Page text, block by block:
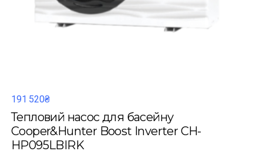
191 520₴
Тепловий насос для басейну
Cooper&Hunter Boost Inverter CH-
HP095LBIRK